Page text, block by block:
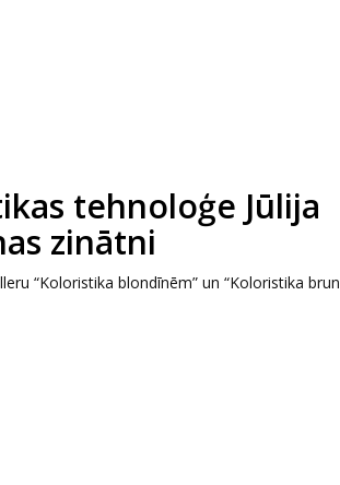
tehnoloģe Jūlija
zinātni
“Koloristika blondīnēm” un “Koloristika